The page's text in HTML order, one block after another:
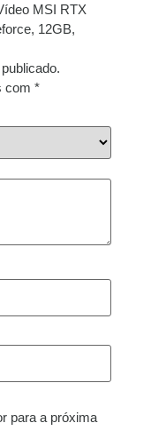
MSI RTX
12GB,
com *
para a próxima